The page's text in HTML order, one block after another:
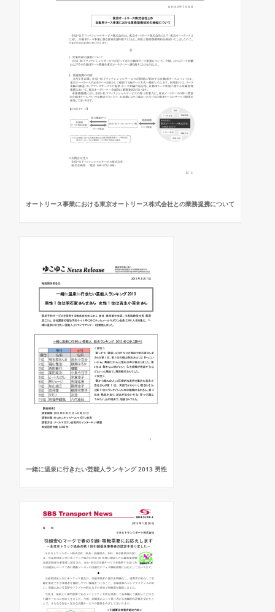
オートリース事業における東京オートリース株式会社との業務提携について
一緒に温泉に行きたい芸能人ランキング 2013 男性